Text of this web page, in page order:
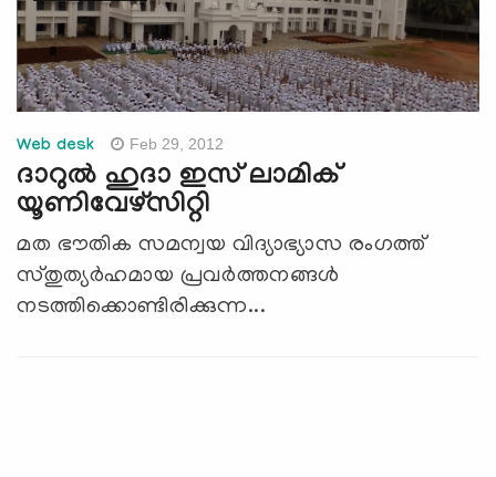
Web desk Feb 29, 2012
ദാറുല്‍ ഹുദാ ഇസ് ലാമിക്
യൂണിവേഴ്‌സിറ്റി
മത ഭൗതിക സമന്വയ വിദ്യാഭ്യാസ രംഗത്ത്
സ്തുത്യര്‍ഹമായ പ്രവര്‍ത്തനങ്ങള്‍
നടത്തിക്കൊണ്ടിരിക്കുന്ന...